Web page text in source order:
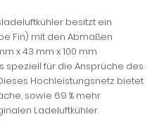
besitzt ein
Fin) mit den Abmaßen
x 43 mm x 100 mm
speziell für die Ansprüche des
Hochleistungsnetz bietet
sowie 69 % mehr
Ladeluftkühler.